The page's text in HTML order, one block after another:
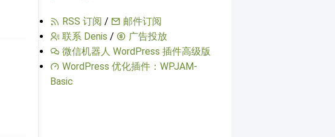
RSS 订阅 /
邮件订阅
联系 Denis /
广告投放
微信机器人 WordPress 插件高级版
WordPress 优化插件：WPJAM-
Basic